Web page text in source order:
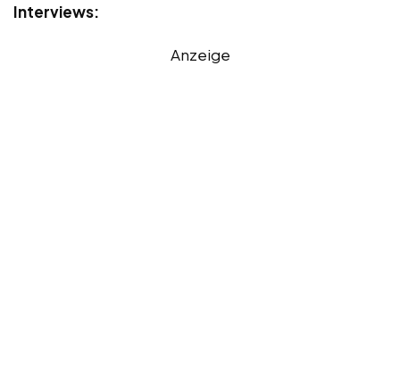
Interviews:
Anzeige